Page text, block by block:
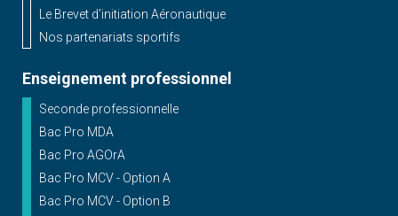
Le Brevet d'initiation Aéronautique
Nos partenariats sportifs
Enseignement professionnel
Seconde professionnelle
Bac Pro MDA
Bac Pro AGOrA
Bac Pro MCV - Option A
Bac Pro MCV - Option B